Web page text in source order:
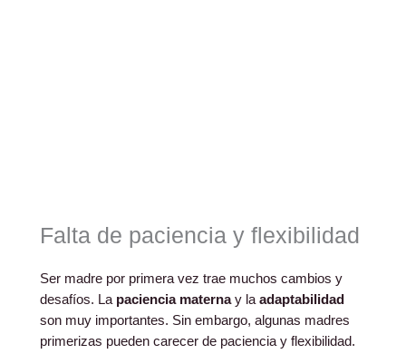
Falta de paciencia y flexibilidad
Ser madre por primera vez trae muchos cambios y
desafíos. La paciencia maternay laadaptabilidad
son muy importantes. Sin embargo, algunas madres
primerizas pueden carecer de paciencia y flexibilidad.